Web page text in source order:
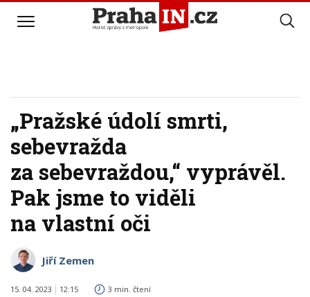
„Pražské údolí smrti,
sebevražda
za sebevraždou,“ vyprávěl.
Pak jsme to viděli
na vlastní oči
Jiří Zemen
15. 04. 2023 12:15 3 min. čtení